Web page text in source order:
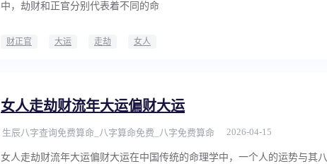
中，劫财和正官分别代表着不同的命
财正官 大运 走劫 女人
女人走劫财流年大运偏财大运
生辰八字查询免费算命_八字算命免费_八字免费算命 2026-04-15
女人走劫财流年大运偏财大运在中国传统的命理学中，一个人的运势与其